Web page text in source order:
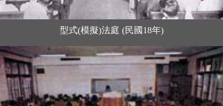
型式(模擬)法庭 (民國18年)